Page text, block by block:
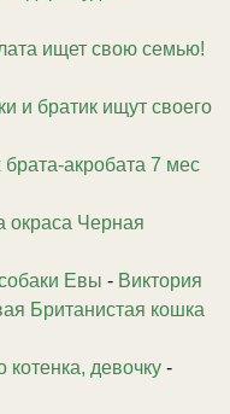
ищет свою семью!
и братик ищут своего
акробата 7 мес
окраса Черная
Евы - Виктория
Британистая кошка
девочку -